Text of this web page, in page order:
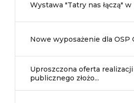
Wystawa "Tatry nas łączą"
Nowe wyposażenie dla OSP
Uproszczona oferta realizacji
publicznego złożo...